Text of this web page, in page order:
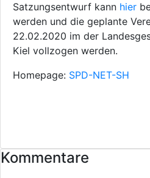
Satzungsentwurf kann hier
werden und die geplante
22.02.2020 im der
Kiel vollzogen werden.
Homepage: SPD-NET-SH
Kommentare